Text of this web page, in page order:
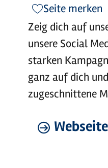
Seite merken
Zeig dich auf
unsere Social
starken
ganz auf dich
zugeschnittene
Webseite
Mehr
erfahren